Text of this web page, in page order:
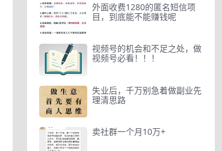
外面收费1280的匿名短信项
目，到底能不能赚钱呢
视频号的机会和不足之处，做
视频号必看！！！
失业后，千万别急着做副业先
理清思路
卖社群一个月10万+